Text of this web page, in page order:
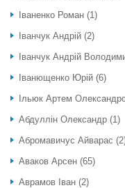
Іваненко Роман (1)
Іванчук Андрій (2)
Іванчук Андрій
Іванющенко Юрій (6)
Ільюк Артем
Абдуллін Олександр (1)
Абромавичус Айварас
Аваков Арсен (65)
Аврамов Іван (2)